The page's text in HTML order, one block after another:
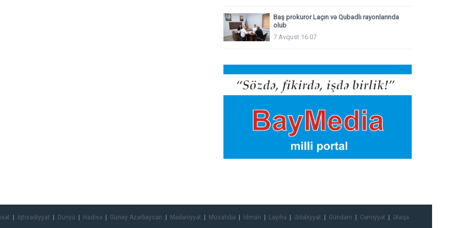
Baş prokuror Laçın və Qubadlı rayonlarında
olub
7 Avqust 16:07
İqtisadiyyat Dünya Hadisə Güney Azərbaycan Mədəniyyət Müsahibə İdman Layihə Ədəbiyyat Gündəm Cəmiyyət Əlaqə